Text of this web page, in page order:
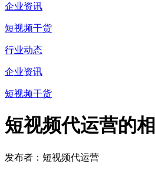
企业资讯
短视频干货
行业动态
企业资讯
短视频干货
短视频代运营的
发布者：短视频代运营